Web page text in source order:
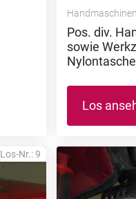
Handmaschinen
Pos. div.
sowie
Los
Los-Nr.: 9